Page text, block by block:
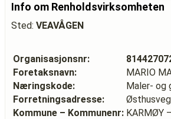
Info om Renholdsvirksomheten
Sted: VEAVÅGEN
Organisasjonsnr:
Foretaksnavn:
MARIO
Næringskode:
Maler- og
Forretningsadresse:
Kommune – Kommunenr: KARMØY